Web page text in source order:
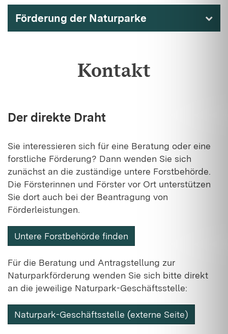
Förderung der Naturparke
Kontakt
Der direkte Draht
Sie interessieren sich für eine Beratung oder eine
forstliche Förderung? Dann wenden Sie sich
zunächst an die zuständige untere Forstbehörde.
Die Försterinnen und Förster vor Ort unterstützen
Sie dort auch bei der Beantragung von
Förderleistungen.
Untere Forstbehörde finden
Für die Beratung und Antragstellung zur
Naturparkförderung wenden Sie sich bitte direkt
an die jeweilige Naturpark-Geschäftsstelle:
Naturpark-Geschäftsstelle (externe Seite)